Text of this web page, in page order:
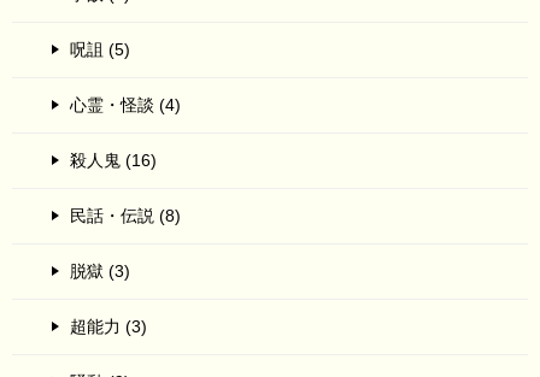
呪詛 (5)
心霊・怪談 (4)
殺人鬼 (16)
民話・伝説 (8)
脱獄 (3)
超能力 (3)